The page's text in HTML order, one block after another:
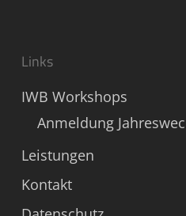
Links
IWB Workshops
Anmeldung
Leistungen
Kontakt